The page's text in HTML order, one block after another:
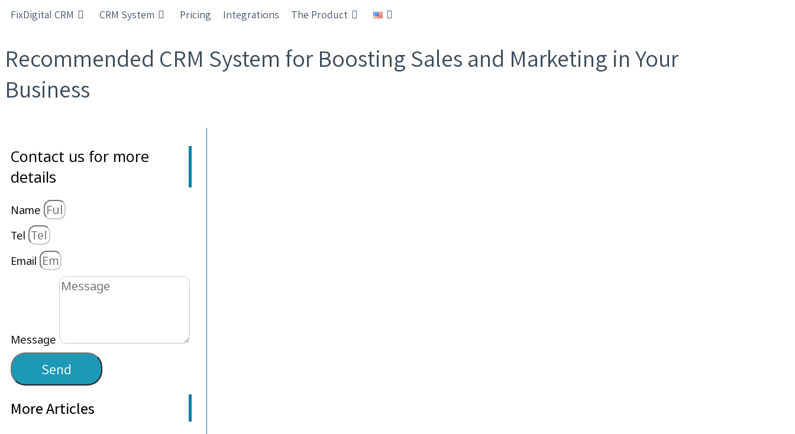
FixDigital CRM CRM System Pricing Integrations The Product
Recommended CRM System for Boosting Sales and Marketing in Your
Business
Contact us for more
details
Name
Tel
Email
Message
Send
More Articles